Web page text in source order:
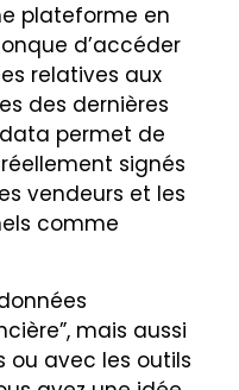
plateforme en
d’accéder
relatives aux
des dernières
permet de
signés
vendeurs et les
comme
mais aussi
ou avec les outils